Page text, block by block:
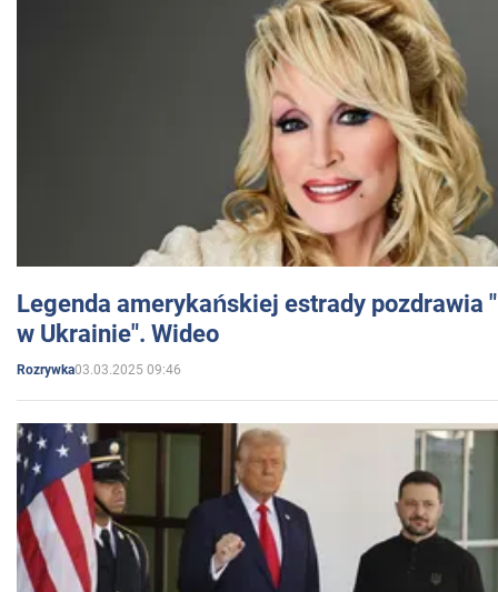
Legenda amerykańskiej estrady pozdrawia
w Ukrainie". Wideo
Rozrywka03.03.2025 09:46